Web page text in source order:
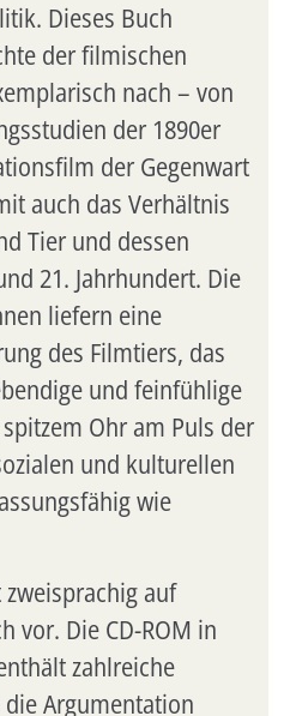
Dieses Buch
der filmischen
nach – von
der 1890er
der Gegenwart
auch das Verhältnis
Tier und dessen
21. Jahrhundert. Die
liefern eine
des Filmtiers, das
und feinfühlige
Ohr am Puls der
und kulturellen
wie
auf
vor. Die CD-ROM in
zahlreiche
Argumentation